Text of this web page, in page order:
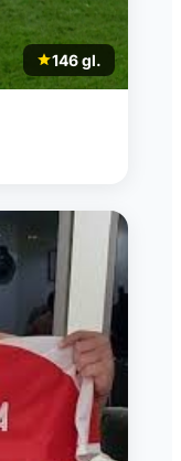
146 gl.